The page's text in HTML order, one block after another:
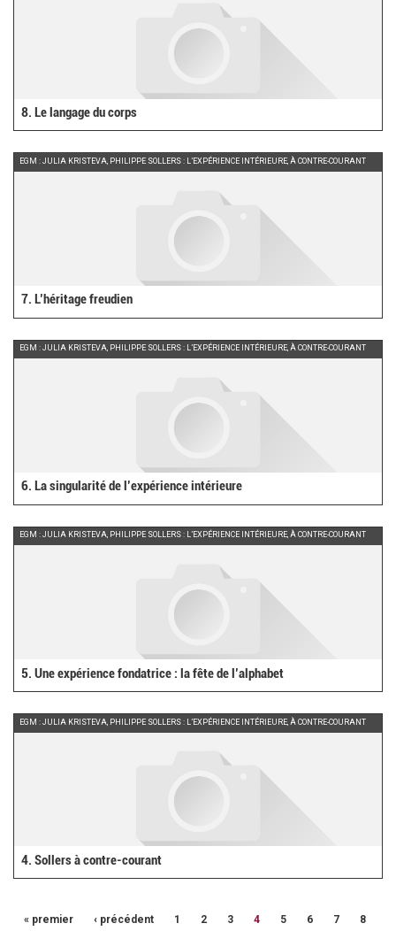
8. Le langage du corps
EGM : JULIA KRISTEVA, PHILIPPE SOLLERS : L’EXPÉRIENCE INTÉRIEURE, À CONTRE-COURANT
7. L’héritage freudien
EGM : JULIA KRISTEVA, PHILIPPE SOLLERS : L’EXPÉRIENCE INTÉRIEURE, À CONTRE-COURANT
6. La singularité de l’expérience intérieure
EGM : JULIA KRISTEVA, PHILIPPE SOLLERS : L’EXPÉRIENCE INTÉRIEURE, À CONTRE-COURANT
5. Une expérience fondatrice : la fête de l’alphabet
EGM : JULIA KRISTEVA, PHILIPPE SOLLERS : L’EXPÉRIENCE INTÉRIEURE, À CONTRE-COURANT
4. Sollers à contre-courant
« premier ‹ précédent 1 2 3 4 5 6 7 8